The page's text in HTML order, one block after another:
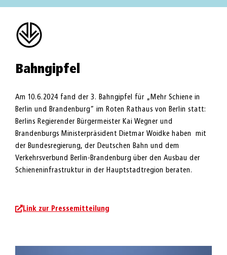
Bahngipfel
Am 10.6.2024 fand der 3. Bahngipfel für „Mehr Schiene in
Berlin und Brandenburg“ im Roten Rathaus von Berlin statt:
Berlins Regierender Bürgermeister Kai Wegner und
Brandenburgs Ministerpräsident Dietmar Woidke haben mit
der Bundesregierung, der Deutschen Bahn und dem
Verkehrsverbund Berlin-Brandenburg über den Ausbau der
Schieneninfrastruktur in der Hauptstadtregion beraten.
Link zur Pressemitteilung